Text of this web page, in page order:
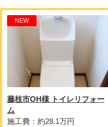
NEW
藤枝市OH様 トイレリフォー
ム
施工費：約28.1万円